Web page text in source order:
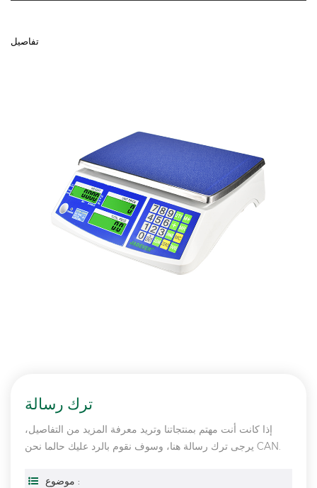
تفاصيل
ترك رسالة
إذا كانت أنت مهتم بمنتجاتنا وتريد معرفة المزيد من التفاصيل،
يرجى ترك رسالة هنا، وسوف نقوم بالرد عليك حالما نحن CAN.
موضوع :